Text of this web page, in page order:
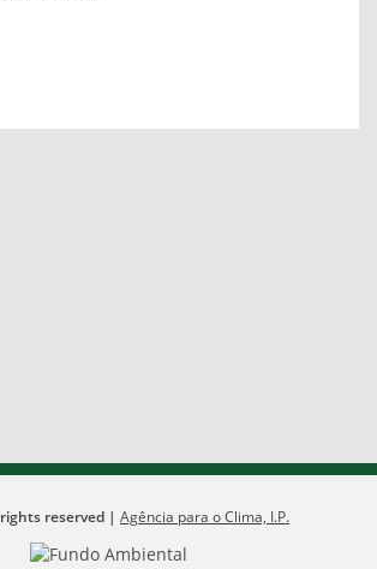
reserved | Agência para o Clima, I.P.